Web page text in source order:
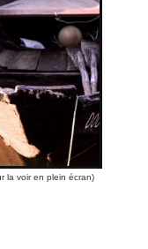
la voir en plein écran)